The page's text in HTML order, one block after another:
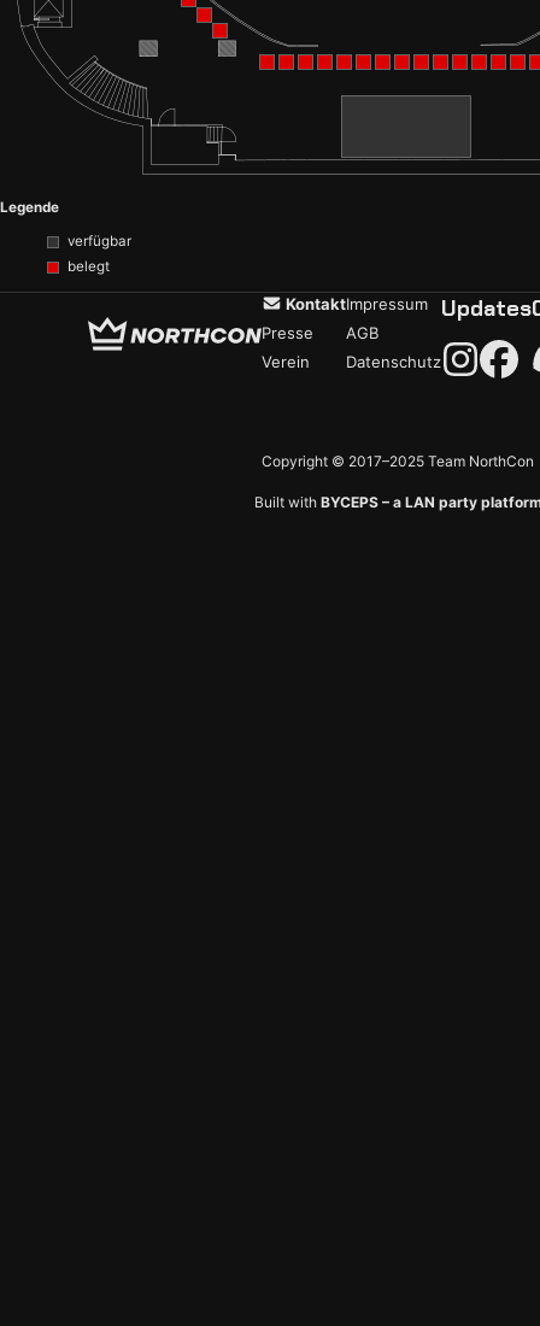
Legende
verfügbar
belegt
Kontakt
Presse
Verein
Impressum
AGB
Datenschutz
Updates
Copyright © 2017–2025 Team NorthCon
Built with BYCEPS – a LAN party